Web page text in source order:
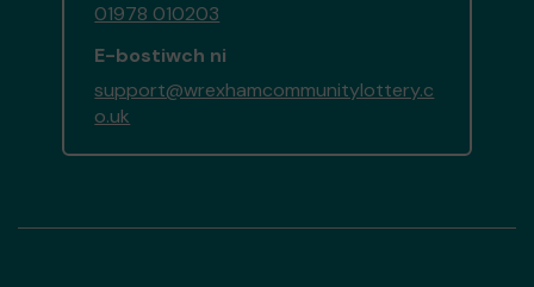
01978 010203
E-bostiwch ni
support@wrexhamcommunitylottery.c
o.uk